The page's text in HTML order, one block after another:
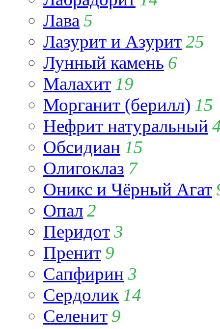
Лава 5
Лазурит и Азурит25
Лунный камень 6
Малахит 19
Морганит (берилл) 15
Нефрит натуральный
Обсидиан 15
Олигоклаз 7
Оникс и Чёрный Агат
Опал2
Перидот3
Пренит 9
Сапфирин 3
Сердолик 14
Селенит 9